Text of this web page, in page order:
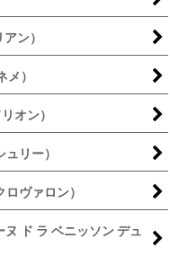
ン）
）
オン）
リー）
ヴァロン）
ド ラ ベニッソン デュ